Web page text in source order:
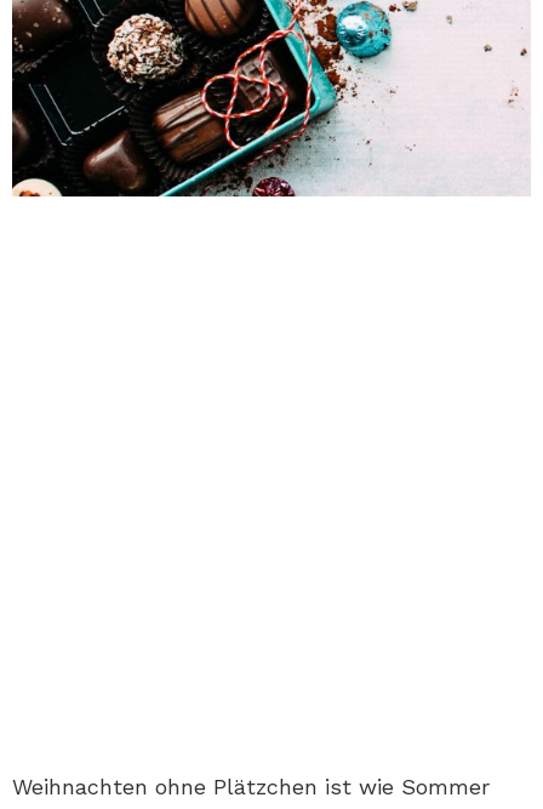
Weihnachten ohne Plätzchen ist wie Sommer